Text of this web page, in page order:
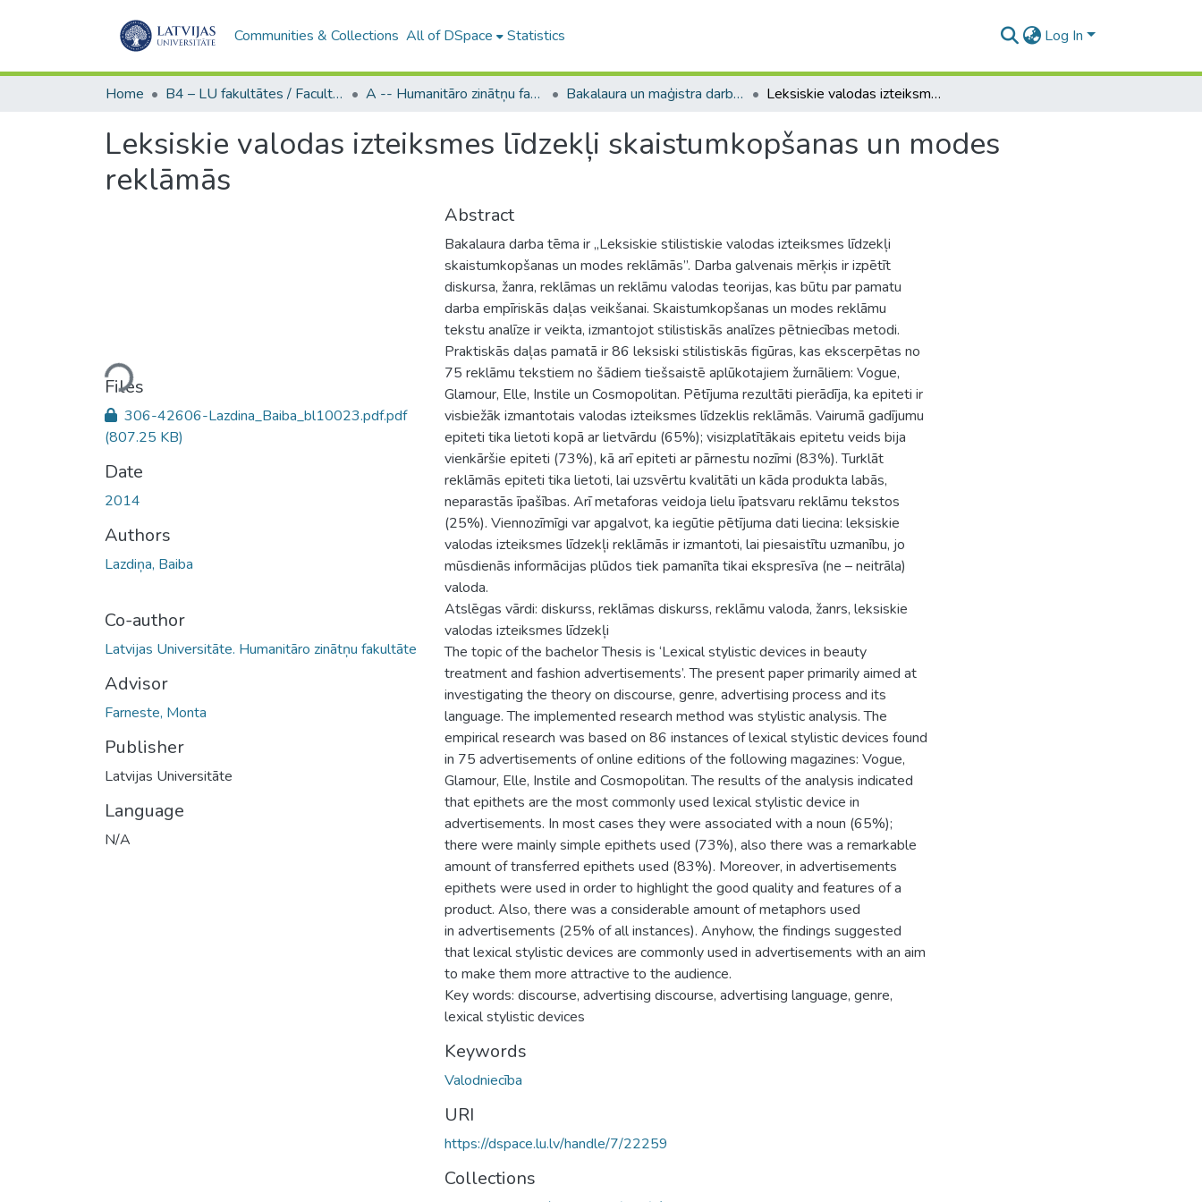
Communities & Collections All of DSpace Statistics Log In
Home B4 – LU fakultātes / Faculties of the UL A -- Humanitāro zinātņu fakultāte / Faculty of Humanities Bakalaura un maģistra darbi (HZF) / Bachelor's and Master's theses Leksiskie valodas izteiksmes līdzekļi skaistumkopšanas un modes reklāmās
Leksiskie valodas izteiksmes līdzekļi skaistumkopšanas un modes
reklāmās
Loading...
Files
306-42606-Lazdina_Baiba_bl10023.pdf.pdf
(807.25 KB)
Date
2014
Authors
Lazdiņa, Baiba
Co-author
Latvijas Universitāte. Humanitāro zinātņu fakultāte
Advisor
Farneste, Monta
Publisher
Latvijas Universitāte
Language
N/A
Abstract
Bakalaura darba tēma ir „Leksiskie stilistiskie valodas izteiksmes līdzekļi
skaistumkopšanas un modes reklāmās”. Darba galvenais mērķis ir izpētīt
diskursa, žanra, reklāmas un reklāmu valodas teorijas, kas būtu par pamatu
darba empīriskās daļas veikšanai. Skaistumkopšanas un modes reklāmu
tekstu analīze ir veikta, izmantojot stilistiskās analīzes pētniecības metodi.
Praktiskās daļas pamatā ir 86 leksiski stilistiskās figūras, kas ekscerpētas no
75 reklāmu tekstiem no šādiem tiešsaistē aplūkotajiem žurnāliem: Vogue,
Glamour, Elle, Instile un Cosmopolitan. Pētījuma rezultāti pierādīja, ka epiteti ir
visbiežāk izmantotais valodas izteiksmes līdzeklis reklāmās. Vairumā gadījumu
epiteti tika lietoti kopā ar lietvārdu (65%); visizplatītākais epitetu veids bija
vienkāršie epiteti (73%), kā arī epiteti ar pārnestu nozīmi (83%). Turklāt
reklāmās epiteti tika lietoti, lai uzsvērtu kvalitāti un kāda produkta labās,
neparastās īpašības. Arī metaforas veidoja lielu īpatsvaru reklāmu tekstos
(25%). Viennozīmīgi var apgalvot, ka iegūtie pētījuma dati liecina: leksiskie
valodas izteiksmes līdzekļi reklāmās ir izmantoti, lai piesaistītu uzmanību, jo
mūsdienās informācijas plūdos tiek pamanīta tikai ekspresīva (ne – neitrāla)
valoda.
Atslēgas vārdi: diskurss, reklāmas diskurss, reklāmu valoda, žanrs, leksiskie
valodas izteiksmes līdzekļi
The topic of the bachelor Thesis is ‘Lexical stylistic devices in beauty
treatment and fashion advertisements’. The present paper primarily aimed at
investigating the theory on discourse, genre, advertising process and its
language. The implemented research method was stylistic analysis. The
empirical research was based on 86 instances of lexical stylistic devices found
in 75 advertisements of online editions of the following magazines: Vogue,
Glamour, Elle, Instile and Cosmopolitan. The results of the analysis indicated
that epithets are the most commonly used lexical stylistic device in
advertisements. In most cases they were associated with a noun (65%);
there were mainly simple epithets used (73%), also there was a remarkable
amount of transferred epithets used (83%). Moreover, in advertisements
epithets were used in order to highlight the good quality and features of a
product. Also, there was a considerable amount of metaphors used
in advertisements (25% of all instances). Anyhow, the findings suggested
that lexical stylistic devices are commonly used in advertisements with an aim
to make them more attractive to the audience.
Key words: discourse, advertising discourse, advertising language, genre,
lexical stylistic devices
Keywords
Valodniecība
URI
https://dspace.lu.lv/handle/7/22259
Collections